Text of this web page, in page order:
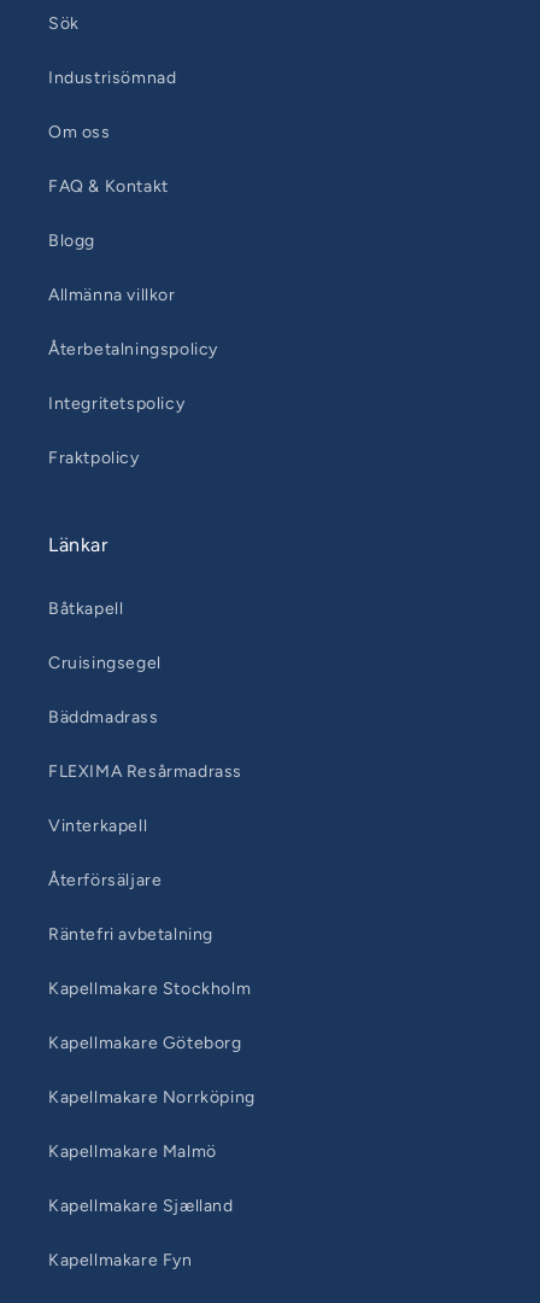
Sök
Industrisömnad
Om oss
FAQ & Kontakt
Blogg
Allmänna villkor
Återbetalningspolicy
Integritetspolicy
Fraktpolicy
Länkar
Båtkapell
Cruisingsegel
Bäddmadrass
FLEXIMA Resårmadrass
Vinterkapell
Återförsäljare
Räntefri avbetalning
Kapellmakare Stockholm
Kapellmakare Göteborg
Kapellmakare Norrköping
Kapellmakare Malmö
Kapellmakare Sjælland
Kapellmakare Fyn